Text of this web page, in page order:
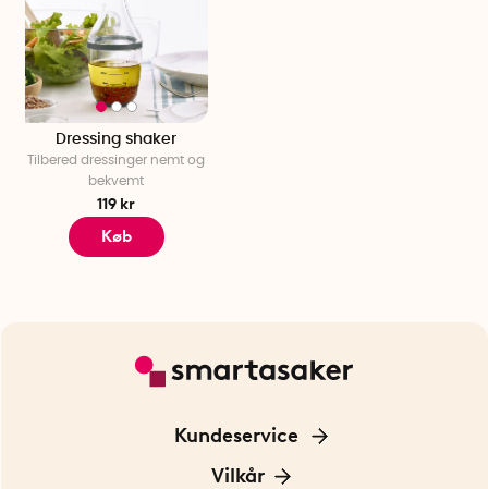
Dressing shaker
Tilbered dressinger nemt og
bekvemt
119 kr
Køb
Kundeservice
Kontakt os
Vilkår